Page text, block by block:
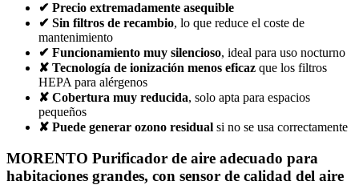
✔ Precio extremadamente asequible
✔ Sin filtros de recambio, lo que reduce el coste de
mantenimiento
✔ Funcionamiento muy silencioso, ideal para uso nocturno
✘ Tecnología de ionización menos eficaz que los filtros
HEPA para alérgenos
✘ Cobertura muy reducida, solo apta para espacios
pequeños
✘ Puede generar ozono residual si no se usa correctamente
MORENTO Purificador de aire adecuado para
habitaciones grandes, con sensor de calidad del aire